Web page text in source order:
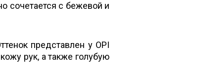
сочетается с бежевой и
представлен у OPI
рук, а также голубую